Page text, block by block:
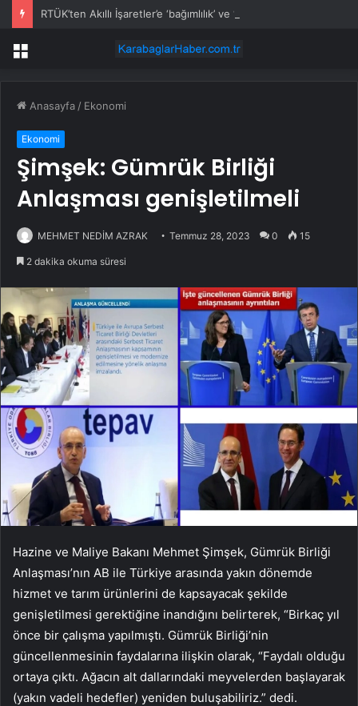
Menü
Anasayfa / Ekonomi
Ekonomi
Şimşek: Gümrük Birliği
Anlaşması genişletilmeli
MEHMET NEDİM AZRAK Temmuz 28, 2023 0 15
2 dakika okuma süresi
Hazine ve Maliye Bakanı Mehmet Şimşek, Gümrük Birliği
Anlaşması’nın AB ile Türkiye arasında yakın dönemde
hizmet ve tarım ürünlerini de kapsayacak şekilde
genişletilmesi gerektiğine inandığını belirterek, “Birkaç yıl
önce bir çalışma yapılmıştı. Gümrük Birliği’nin
güncellenmesinin faydalarına ilişkin olarak, “Faydalı olduğu
ortaya çıktı. Ağacın alt dallarındaki meyvelerden başlayarak
(yakın vadeli hedefler) yeniden buluşabiliriz.” dedi.